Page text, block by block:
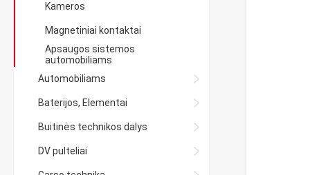
Kameros
Magnetiniai kontaktai
Apsaugos sistemos
automobiliams
Automobiliams
Baterijos, Elementai
Buitinės technikos dalys
DV pulteliai